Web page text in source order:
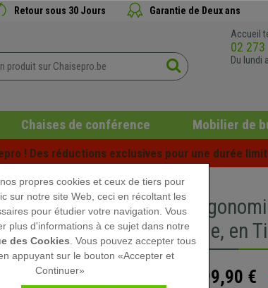
Retour sous 30 Jours Garantie de Deux ans
Accueil
02 273
Du lundi
Chaises de conférence Mobilier de
! Des réductions exclusives pour une durée
Siège
Ajustable, en
499,90 €
propres cookies et ceux de tiers pour
sur notre site Web, ceci en récoltant les
pour étudier votre navigation. Vous
plus d'informations à ce sujet dans notre
des Cookies . Vous pouvez accepter tous
appuyant sur le bouton «Accepter et
Continuer»